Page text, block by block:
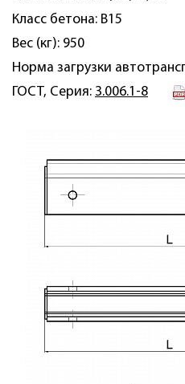
Класс бетона: B15
Вес (кг): 950
Норма загрузки
ГОСТ, Серия: 3.006.1-8